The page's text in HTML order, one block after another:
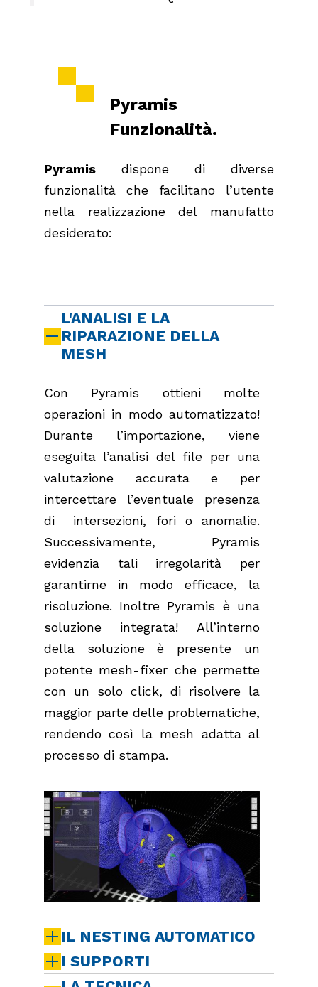
Pyramis
Funzionalità.
Pyramisdispone di diverse
funzionalità che facilitano l’utente
nella realizzazione del manufatto
desiderato:
L'ANALISI E LA
RIPARAZIONE DELLA
MESH
Con Pyramis ottieni molte
operazioni in modo automatizzato!
Durante l’importazione, viene
eseguita l’analisi del file per una
valutazione accurata e per
intercettare l’eventuale presenza
di intersezioni, fori o anomalie.
Successivamente, Pyramis
evidenzia tali irregolarità per
garantirne in modo efficace, la
risoluzione. Inoltre Pyramis è una
soluzione integrata! All’interno
della soluzione è presente un
potente mesh-fixer che permette
con un solo click, di risolvere la
maggior parte delle problematiche,
rendendo così la mesh adatta al
processo di stampa.
IL NESTING AUTOMATICO
I SUPPORTI